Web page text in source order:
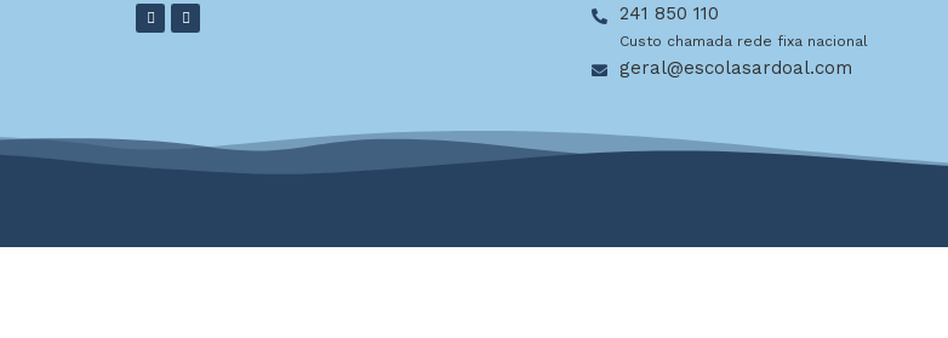
241 850 110
Custo chamada rede fixa nacional
geral@escolasardoal.com